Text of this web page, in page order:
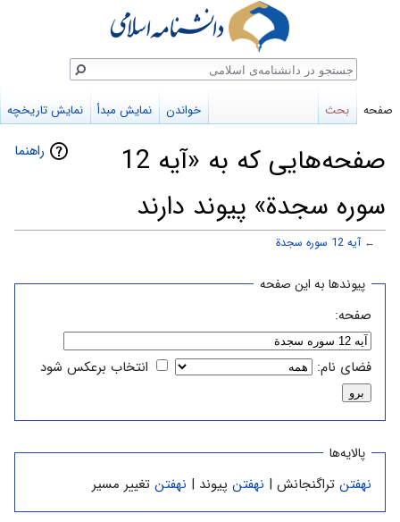
راهنما
صفحه‌هایی که به «آیه 12
سوره سجدة» پیوند دارند
←آیه 12 سوره سجدة
ناوبری
جستجو
پیوندها به این صفحه
صفحه:
فضای نام: انتخاب برعکس شود
پالایه‌ها
نهفتنتراگنجانش | نهفتنپیوند | نهفتنتغییر مسیر
صفحه بحث خواندن نمایش مبدأ نمایش تاریخچه
جستجو